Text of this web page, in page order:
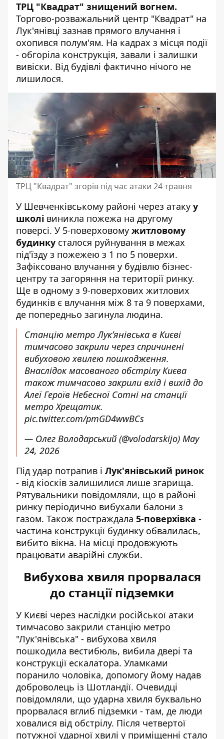
ТРЦ "Квадрат" знищений вогнем.
Торгово-розважальний центр "Квадрат" на
Лук'янівці зазнав прямого влучання і
охопився полум'ям. На кадрах з місця події
- обгоріла конструкція, завали і залишки
вивіски. Від будівлі фактично нічого не
лишилося.
ТРЦ "Квадрат" згорів під час атаки 24 травня
У Шевченківському районі через атаку у
школі виникла пожежа на другому
поверсі. У 5-поверховому житловому
будинку сталося руйнування в межах
під'їзду з пожежею з 1 по 5 поверхи.
Зафіксовано влучання у будівлю бізнес-
центру та загоряння на території ринку.
Ще в одному з 9-поверхових житлових
будинків є влучання між 8 та 9 поверхами,
де попередньо загинула людина.
Станцію метро Лук’янівська в Києві
тимчасово закрили через спричинені
вибуховою хвилею пошкодження.
Внаслідок масованого обстрілу Києва
також тимчасово закрили вхід і вихід до
Алеї Героїв Небесної Сотні на станції
метро Хрещатик.
pic.twitter.com/pmGD4wwBCs
— Олег Володарський (@volodarskijo) May
24, 2026
Під удар потрапив і Лук'янівський ринок
- від кіосків залишилися лише згарища.
Рятувальники повідомляли, що в районі
ринку періодично вибухали балони з
газом. Також постраждала 5-поверхівка -
частина конструкції будинку обвалилась,
вибито вікна. На місці продовжують
працювати аварійні служби.
Вибухова хвиля прорвалася
до станції підземки
У Києві через наслідки російської атаки
тимчасово закрили станцію метро
"Лук'янівська" - вибухова хвиля
пошкодила вестибюль, вибила двері та
конструкції ескалатора. Уламками
поранило чоловіка, допомогу йому надав
доброволець із Шотландії. Очевидці
повідомляли, що ударна хвиля буквально
прорвалася вглиб підземки - там, де люди
ховалися від обстрілу. Після четвертої
потужної ударної хвилі у приміщенні стало